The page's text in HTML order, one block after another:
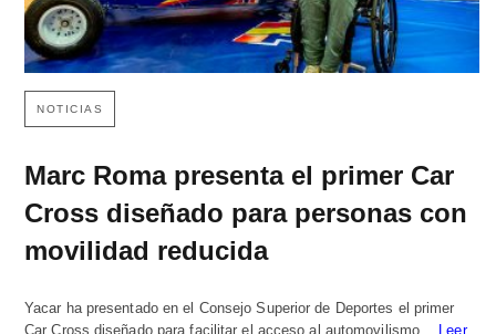
NOTICIAS
Marc Roma presenta el primer Car
Cross diseñado para personas con
movilidad reducida
Yacar ha presentado en el Consejo Superior de Deportes el primer
Car Cross diseñado para facilitar el acceso al automovilismo…
Leer